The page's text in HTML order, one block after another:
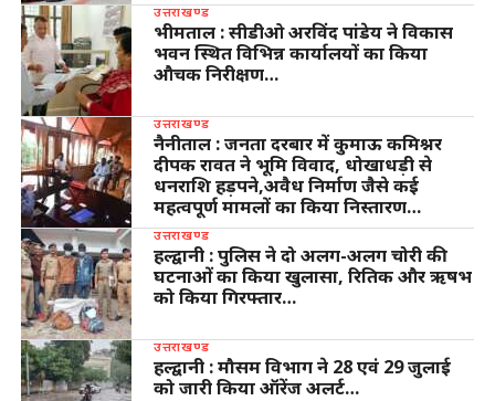
उत्तराखण्ड
भीमताल : सीडीओ अरविंद पांडेय ने विकास
भवन स्थित विभिन्न कार्यालयों का किया
औचक निरीक्षण…
उत्तराखण्ड
नैनीताल : जनता दरबार में कुमाऊ कमिश्नर
दीपक रावत ने भूमि विवाद, धोखाधड़ी से
धनराशि हड़पने,अवैध निर्माण जैसे कई
महत्वपूर्ण मामलों का किया निस्तारण…
उत्तराखण्ड
हल्द्वानी : पुलिस ने दो अलग-अलग चोरी की
घटनाओं का किया खुलासा, रितिक और ऋषभ
को किया गिरफ्तार…
उत्तराखण्ड
हल्द्वानी : मौसम विभाग ने 28 एवं 29 जुलाई
को जारी किया ऑरेंज अलर्ट…